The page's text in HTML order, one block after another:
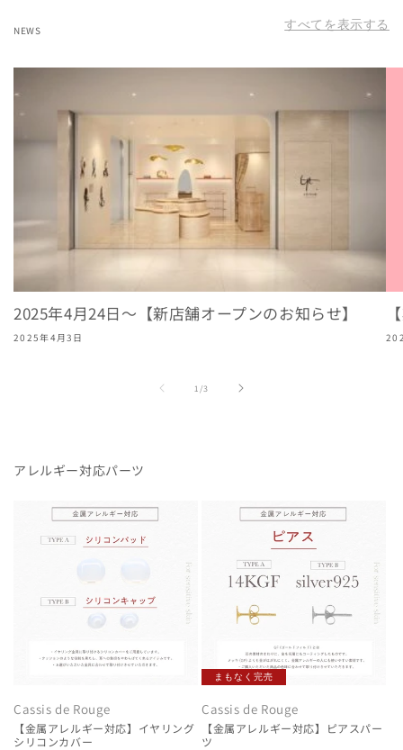
NEWS すべてを表示する
2025年4月24日～【新店舗オープンのお知らせ】
2025年4月3日
1 /の3
アレルギー対応パーツ
Cassis de Rouge
【金属アレルギー対応】イヤリング
シリコンカバー
まもなく完売
Cassis de Rouge
【金属アレルギー対応】ピアスパー
ツ